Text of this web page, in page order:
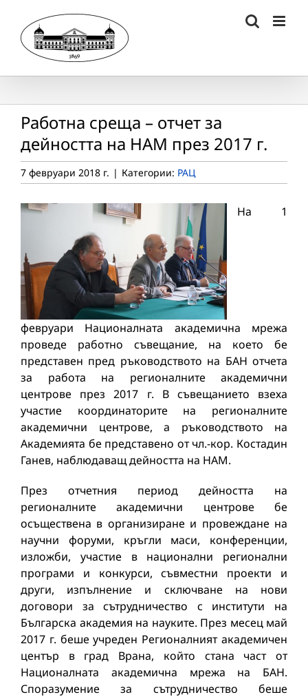
content
Работна среща – отчет за
дейността на НАМ през 2017 г.
7 февруари 2018 г. | Категории: РАЦ
На 1
февруари Националната академична мрежа
проведе работно съвещание, на което бе
представен пред ръководството на БАН отчета
за работа на регионалните академични
центрове през 2017 г. В съвещанието взеха
участие координаторите на регионалните
академични центрове, а ръководството на
Академията бе представено от чл.-кор. Костадин
Ганев, наблюдаващ дейността на НАМ.
През отчетния период дейността на
регионалните академични центрове бе
осъществена в организиране и провеждане на
научни форуми, кръгли маси, конференции,
изложби, участие в национални регионални
програми и конкурси, съвместни проекти и
други, изпълнение и сключване на нови
договори за сътрудничество с институти на
Българска академия на науките. През месец май
2017 г. беше учреден Регионалният академичен
център в град Врана, който стана част от
Националната академична мрежа на БАН.
Споразумение за сътрудничество беше